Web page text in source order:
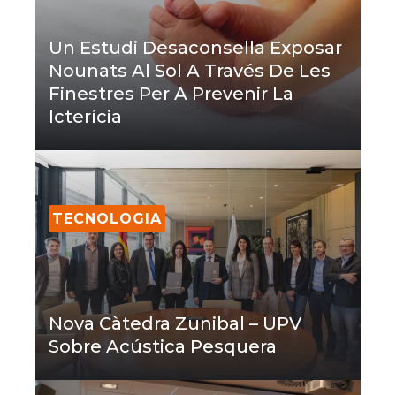
Un Estudi Desaconsella Exposar
Nounats Al Sol A Través De Les
Finestres Per A Prevenir La
Icterícia
TECNOLOGIA
Nova Càtedra Zunibal – UPV
Sobre Acústica Pesquera